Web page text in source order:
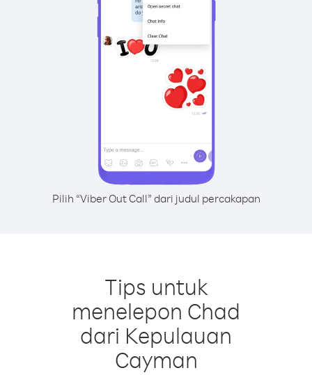
Pilih “Viber Out Call” dari judul percakapan
Tips untuk
menelepon Chad
dari Kepulauan
Cayman